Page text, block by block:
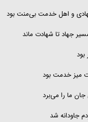
و اهل خدمت بی‌منت بود
جهاد تا شهادت ماند
میز خدمت بود
ما را می‌برد
جاودانه شد